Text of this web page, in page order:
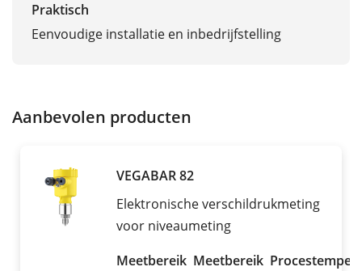
Praktisch
Eenvoudige installatie en inbedrijfstelling
Aanbevolen producten
VEGABAR 82
Elektronische verschildrukmeting
voor niveaumeting
Meetbereik Meetbereik